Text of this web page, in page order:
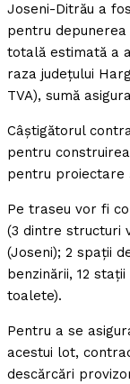
Joseni-Ditrău a
pentru
totală estimată a
raza judeţului
TVA), sumă
Câştigătorul
pentru
pentru proiectare
Pe traseu vor fi
(3 dintre structuri
(Joseni); 2 spaţii
benzinării, 12
toalete).
Pentru a se
acestui lot,
descărcări